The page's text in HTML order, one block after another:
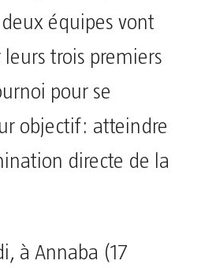
équipes vont
trois premiers
pour se
objectif: atteindre
directe de la
à Annaba (17